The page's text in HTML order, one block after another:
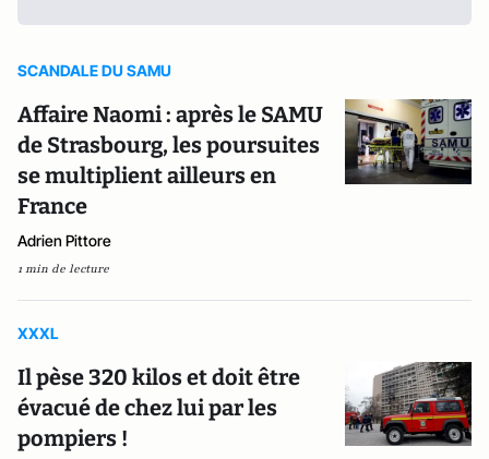
SCANDALE DU SAMU
Affaire Naomi : après le SAMU
de Strasbourg, les poursuites
se multiplient ailleurs en
France
Adrien Pittore
1 min de lecture
XXXL
Il pèse 320 kilos et doit être
évacué de chez lui par les
pompiers !